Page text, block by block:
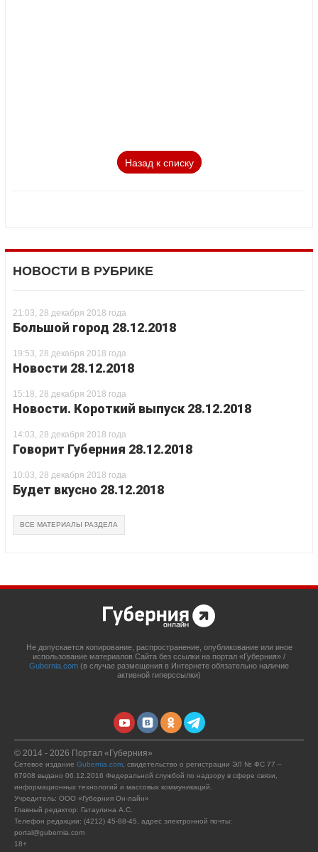
Назад к списку
НОВОСТИ В РУБРИКЕ
21:03, 28 декабря 2018 года
Большой город 28.12.2018
19:53, 28 декабря 2018 года
Новости 28.12.2018
15:18, 28 декабря 2018 года
Новости. Короткий выпуск 28.12.2018
14:03, 28 декабря 2018 года
Говорит Губерния 28.12.2018
10:03, 28 декабря 2018 года
Будет вкусно 28.12.2018
ВСЕ МАТЕРИАЛЫ РАЗДЕЛА
Не допускается копирование, распространение, опубликование или иное
использование материалов Сайта без ссылки на портал «Губерния» /
Gubernia.com (в случае размещения в Интернете обязательно наличие
активной гиперссылки)
© 2014 - 2026 Портал «Губерния»
Сетевое издание Gubernia.com , свидетельство о регистрации ЭЛ № ФС 77 –
67908 выдано 06.12.2016 Федеральной службой по надзору в сфере связи,
информационных технологий и массовых коммуникаций.
Учредитель: ООО «Губерния Он-лайн»
Главный редактор: Гатаулина А.С.
Телефон редакции: (4212) 45-88-45, адрес электронной почты:
portal@gubernia.com
18+